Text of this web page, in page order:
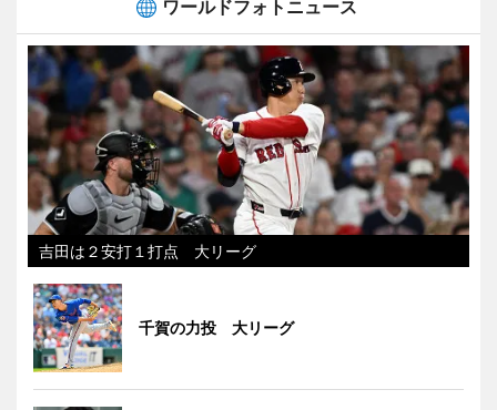
ワールドフォトニュース
吉田は２安打１打点 大リーグ
千賀の力投 大リーグ